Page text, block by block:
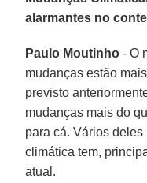
alarmantes no
Paulo Moutinho - O
mudanças estão
previsto
mudanças mais do
para cá. Vários
climática tem,
atual.